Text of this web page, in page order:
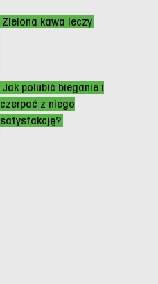
Zielona kawa leczy
Jak polubić bieganie i
czerpać z niego
satysfakcję?